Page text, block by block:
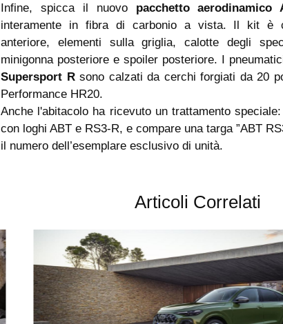
Infine, spicca il nuovo pacchetto aerodinamico
interamente in fibra di carbonio a vista. Il kit è
anteriore, elementi sulla griglia, calotte degli
minigonna posteriore e spoiler posteriore. I
Supersport Rsono calzati da cerchi forgiati da 20
Performance HR20.
Anche l'abitacolo ha ricevuto un trattamento
con loghi ABT e RS3-R, e compare una targa ”ABT
il numero dell’esemplare esclusivo di unità.
Articoli Correlati